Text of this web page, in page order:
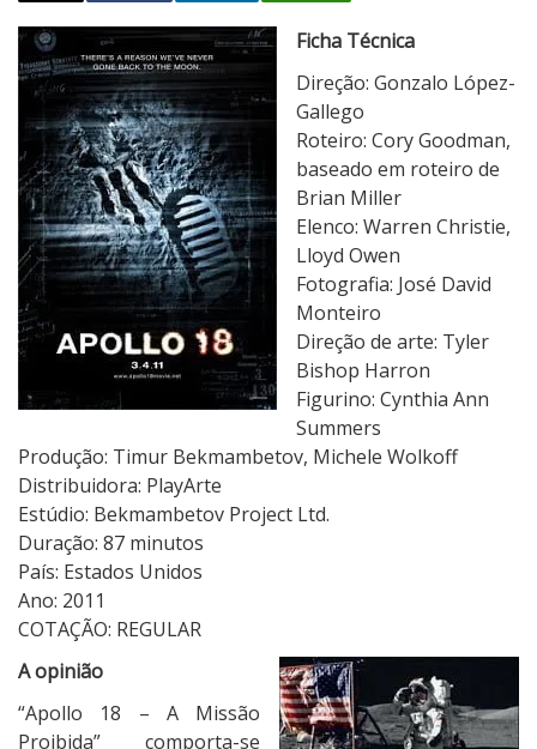
A
p
l
o
8
–
A
M
i
s
o
P
r
o
i
b
i
d
a
Ficha Técnica
Direção: Gonzalo López-
Gallego
Roteiro: Cory Goodman,
baseado em roteiro de
Brian Miller
Elenco: Warren Christie,
Lloyd Owen
Fotografia: José David
Monteiro
Direção de arte: Tyler
Bishop Harron
Figurino: Cynthia Ann
Summers
Produção: Timur Bekmambetov, Michele Wolkoff
Distribuidora: PlayArte
Estúdio: Bekmambetov Project Ltd.
Duração: 87 minutos
País: Estados Unidos
Ano: 2011
COTAÇÃO: REGULAR
A opinião
“Apollo 18 – A Missão
Proibida” comporta-se